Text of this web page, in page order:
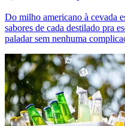
Do milho americano à cevada
sabores de cada destilado pra
paladar sem nenhuma